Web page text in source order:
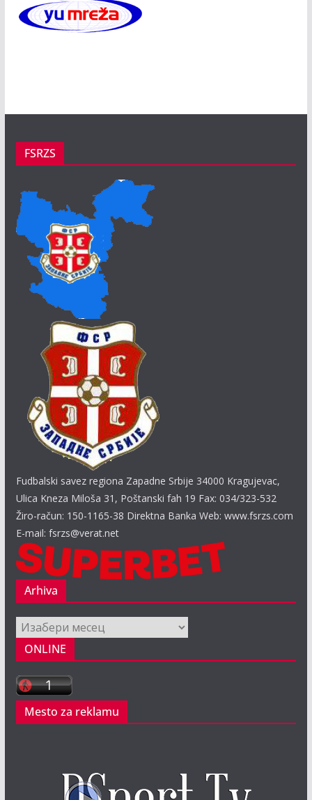
FSRZS
Fudbalski savez regiona Zapadne Srbije 34000 Kragujevac,
Ulica Kneza Miloša 31, Poštanski fah 19 Fax: 034/323-532
Žiro-račun: 150-1165-38 Direktna Banka Web: www.fsrzs.com
E-mail: fsrzs@verat.net
Arhiva
Arhiva
ONLINE
Mesto za reklamu